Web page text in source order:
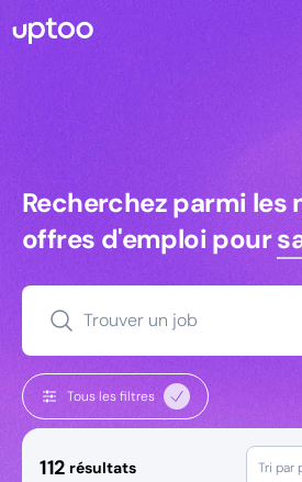
Recherchez parmi
Recherchez parmi les
offres d'emploi pour
Trouver un job
Tous les filtres
112 résultats Tri par